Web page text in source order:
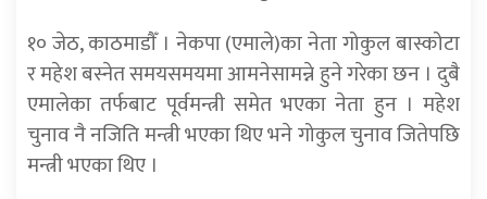
१० जेठ, काठमाडाैँ । नेकपा (एमाले)का नेता गोकुल बास्कोटा
र महेश बस्नेत समयसमयमा आमनेसामन्ने हुने गरेका छन । दुबै
एमालेका तर्फबाट पूर्वमन्त्री समेत भएका नेता हुन । महेश
चुनाव नै नजिति मन्त्री भएका थिए भने गोकुल चुनाव जितेपछि
मन्त्री भएका थिए ।